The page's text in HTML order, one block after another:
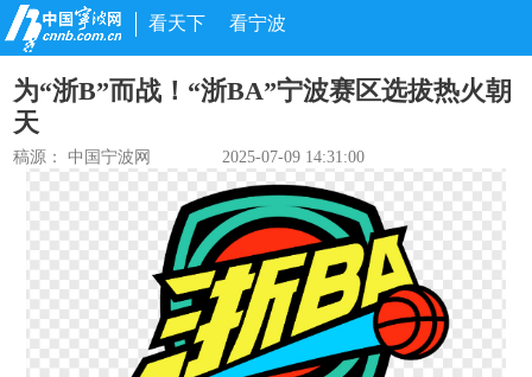
看天下 看宁波
为“浙B”而战！“浙BA”宁波赛区选拔热火朝
天
稿源： 中国宁波网 2025-07-09 14:31:00